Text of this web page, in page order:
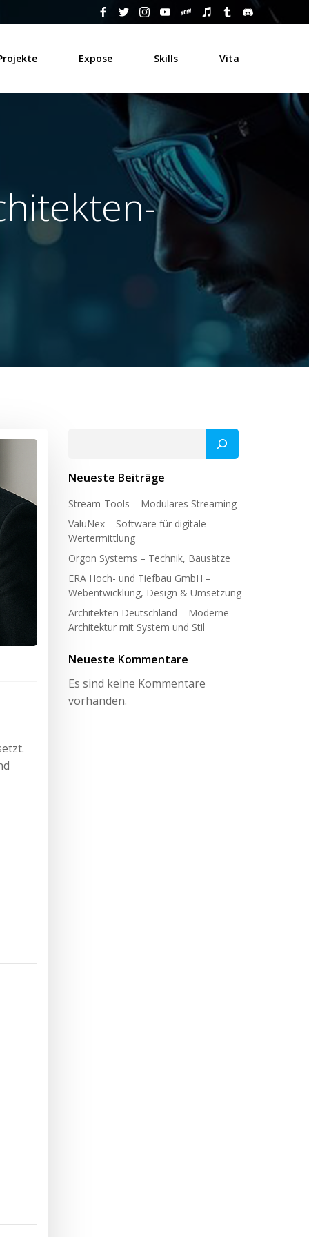
Expose Skills Vita
Neueste Beiträge
Stream-Tools – Modulares Streaming
ValuNex – Software für digitale
Wertermittlung
Orgon Systems – Technik, Bausätze
ERA Hoch- und Tiefbau GmbH –
Webentwicklung, Design & Umsetzung
Architekten Deutschland – Moderne
Architektur mit System und Stil
Neueste Kommentare
Es sind keine Kommentare
vorhanden.